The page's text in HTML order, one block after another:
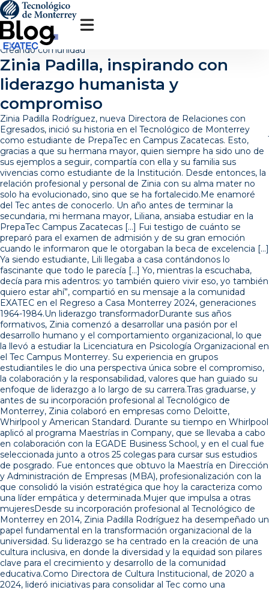
Pasar
al
contenido
principal
Creando comunidad
Zinia Padilla, inspirando con
liderazgo humanista y
compromiso
Zinia Padilla Rodríguez, nueva Directora de Relaciones con
Egresados, inició su historia en el Tecnológico de Monterrey
como estudiante de PrepaTec en Campus Zacatecas. Esto,
gracias a que su hermana mayor, quien siempre ha sido uno de
sus ejemplos a seguir, compartía con ella y su familia sus
vivencias como estudiante de la Institución. Desde entonces, la
relación profesional y personal de Zinia con su alma mater no
solo ha evolucionado, sino que se ha fortalecido.Me enamoré
del Tec antes de conocerlo. Un año antes de terminar la
secundaria, mi hermana mayor, Liliana, ansiaba estudiar en la
PrepaTec Campus Zacatecas […] Fui testigo de cuánto se
preparó para el examen de admisión y de su gran emoción
cuando le informaron que le otorgaban la beca de excelencia […]
Ya siendo estudiante, Lili llegaba a casa contándonos lo
fascinante que todo le parecía […] Yo, mientras la escuchaba,
decía para mis adentros: yo también quiero vivir eso, yo también
quiero estar ahí”, compartió en su mensaje a la comunidad
EXATEC en el Regreso a Casa Monterrey 2024, generaciones
1964-1984.Un liderazgo transformadorDurante sus años
formativos, Zinia comenzó a desarrollar una pasión por el
desarrollo humano y el comportamiento organizacional, lo que
la llevó a estudiar la Licenciatura en Psicología Organizacional en
el Tec Campus Monterrey. Su experiencia en grupos
estudiantiles le dio una perspectiva única sobre el compromiso,
la colaboración y la responsabilidad, valores que han guiado su
enfoque de liderazgo a lo largo de su carrera.Tras graduarse, y
antes de su incorporación profesional al Tecnológico de
Monterrey, Zinia colaboró en empresas como Deloitte,
Whirlpool y American Standard. Durante su tiempo en Whirlpool
aplicó al programa Maestrías in Company, que se llevaba a cabo
en colaboración con la EGADE Business School, y en el cual fue
seleccionada junto a otros 25 colegas para cursar sus estudios
de posgrado. Fue entonces que obtuvo la Maestría en Dirección
y Administración de Empresas (MBA), profesionalización con la
que consolidó la visión estratégica que hoy la caracteriza como
una líder empática y determinada.Mujer que impulsa a otras
mujeresDesde su incorporación profesional al Tecnológico de
Monterrey en 2014, Zinia Padilla Rodríguez ha desempeñado un
papel fundamental en la transformación organizacional de la
universidad. Su liderazgo se ha centrado en la creación de una
cultura inclusiva, en donde la diversidad y la equidad son pilares
clave para el crecimiento y desarrollo de la comunidad
educativa.Como Directora de Cultura Institucional, de 2020 a
2024, lideró iniciativas para consolidar al Tec como una